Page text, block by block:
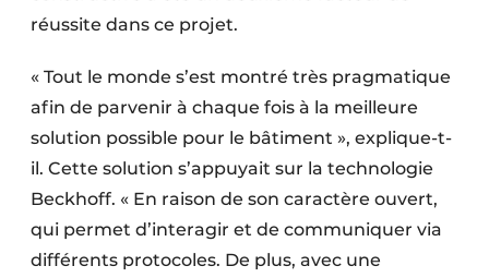
réussite dans ce projet.
« Tout le monde s’est montré très pragmatique
afin de parvenir à chaque fois à la meilleure
solution possible pour le bâtiment », explique-t-
il. Cette solution s’appuyait sur la technologie
Beckhoff. « En raison de son caractère ouvert,
qui permet d’interagir et de communiquer via
différents protocoles. De plus, avec une